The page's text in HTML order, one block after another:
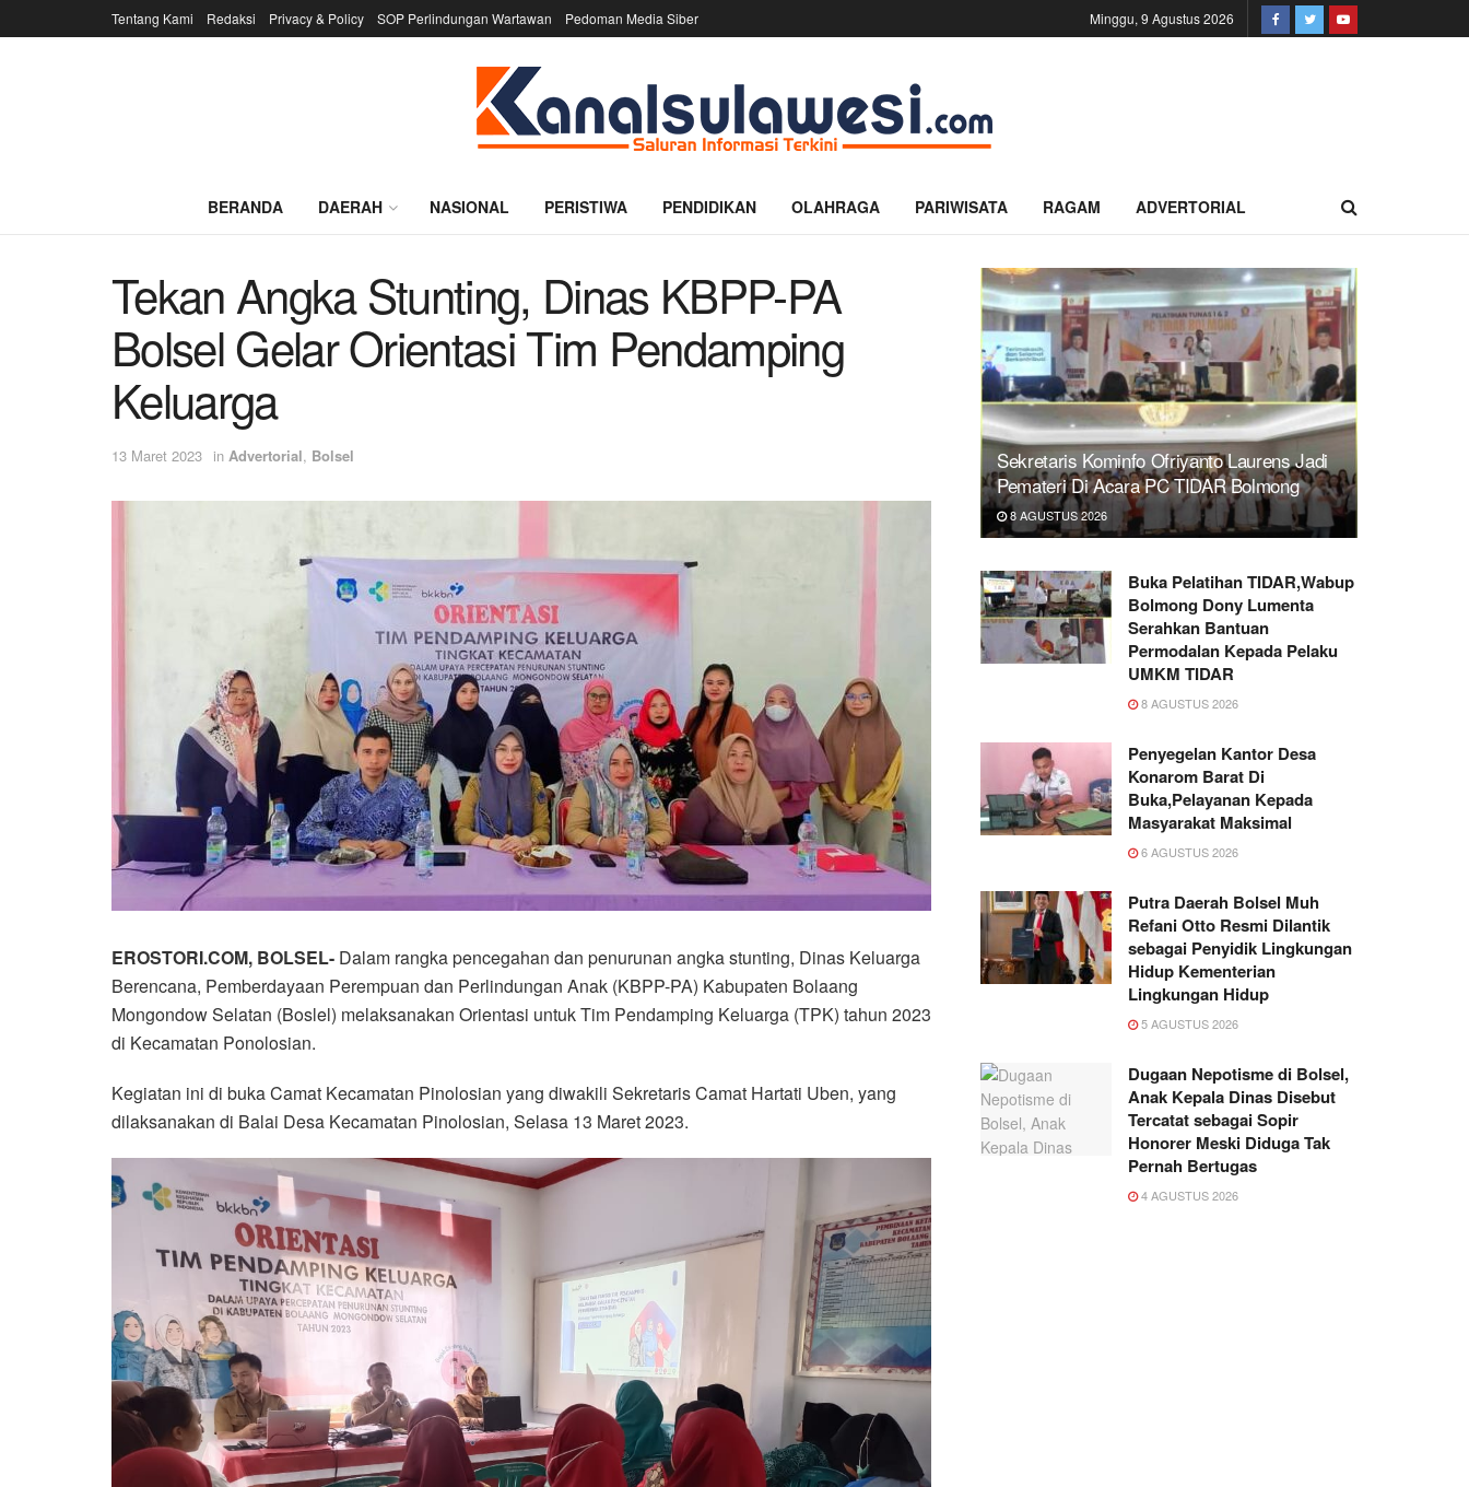
Tentang Kami Redaksi Privacy & Policy SOP Perlindungan Wartawan Pedoman Media Siber Minggu, 9 Agustus 2026
BERANDA DAERAH NASIONAL PERISTIWA PENDIDIKAN OLAHRAGA PARIWISATA RAGAM ADVERTORIAL
Tekan Angka Stunting, Dinas KBPP-PA
Bolsel Gelar Orientasi Tim Pendamping
Keluarga
13 Maret 2023 in Advertorial, Bolsel
EROSTORI.COM, BOLSEL- Dalam rangka pencegahan dan penurunan angka stunting, Dinas Keluarga
Berencana, Pemberdayaan Perempuan dan Perlindungan Anak (KBPP-PA) Kabupaten Bolaang
Mongondow Selatan (Boslel) melaksanakan Orientasi untuk Tim Pendamping Keluarga (TPK) tahun 2023
di Kecamatan Ponolosian.
Kegiatan ini di buka Camat Kecamatan Pinolosian yang diwakili Sekretaris Camat Hartati Uben, yang
dilaksanakan di Balai Desa Kecamatan Pinolosian, Selasa 13 Maret 2023.
Sekretaris Kominfo Ofriyanto Laurens Jadi
Pemateri Di Acara PC TIDAR Bolmong
8 AGUSTUS 2026
Buka Pelatihan TIDAR,Wabup
Bolmong Dony Lumenta
Serahkan Bantuan
Permodalan Kepada Pelaku
UMKM TIDAR
8 AGUSTUS 2026
Penyegelan Kantor Desa
Konarom Barat Di
Buka,Pelayanan Kepada
Masyarakat Maksimal
6 AGUSTUS 2026
Putra Daerah Bolsel Muh
Refani Otto Resmi Dilantik
sebagai Penyidik Lingkungan
Hidup Kementerian
Lingkungan Hidup
5 AGUSTUS 2026
Dugaan Nepotisme di Bolsel,
Anak Kepala Dinas Disebut
Tercatat sebagai Sopir
Honorer Meski Diduga Tak
Pernah Bertugas
4 AGUSTUS 2026